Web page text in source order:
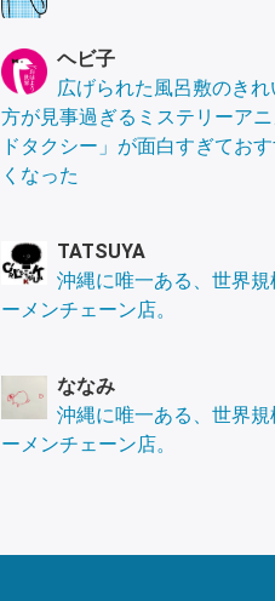
ヘビ子
広げられた風呂敷のき
方が見事過ぎるミステリーア
ドタクシー」が面白すぎてお
くなった
TATSUYA
沖縄に唯一ある、世界規
ーメンチェーン店。
ななみ
沖縄に唯一ある、世界規
ーメンチェーン店。